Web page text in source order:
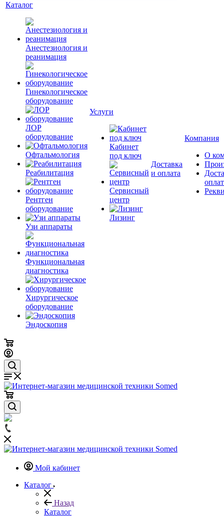
Каталог
Анестезиология и
реанимация
Гинекологическое
оборудование
ЛОР
оборудование
Офтальмология
Реабилитация
Рентген
оборудование
Узи аппараты
Функциональная
диагностика
Хирургическое
оборудование
Эндоскопия
Услуги
Кабинет
под ключ
Сервисный
центр
Лизинг
Доставка
и оплата
Компания
О
Мой кабинет
Каталог
Назад
Каталог